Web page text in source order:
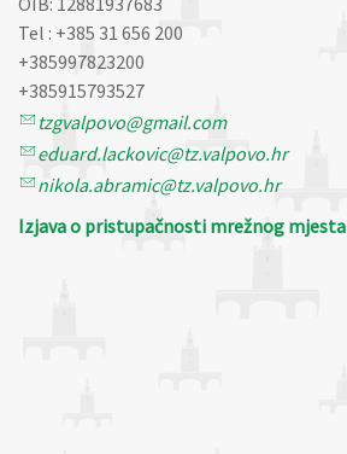
Tel : +385 31 656 200
+385997823200
+385915793527
tzgvalpovo@gmail.com
eduard.lackovic@tz.valpovo.hr
nikola.abramic@tz.valpovo.hr
Izjava o pristupačnosti mrežnog mjesta